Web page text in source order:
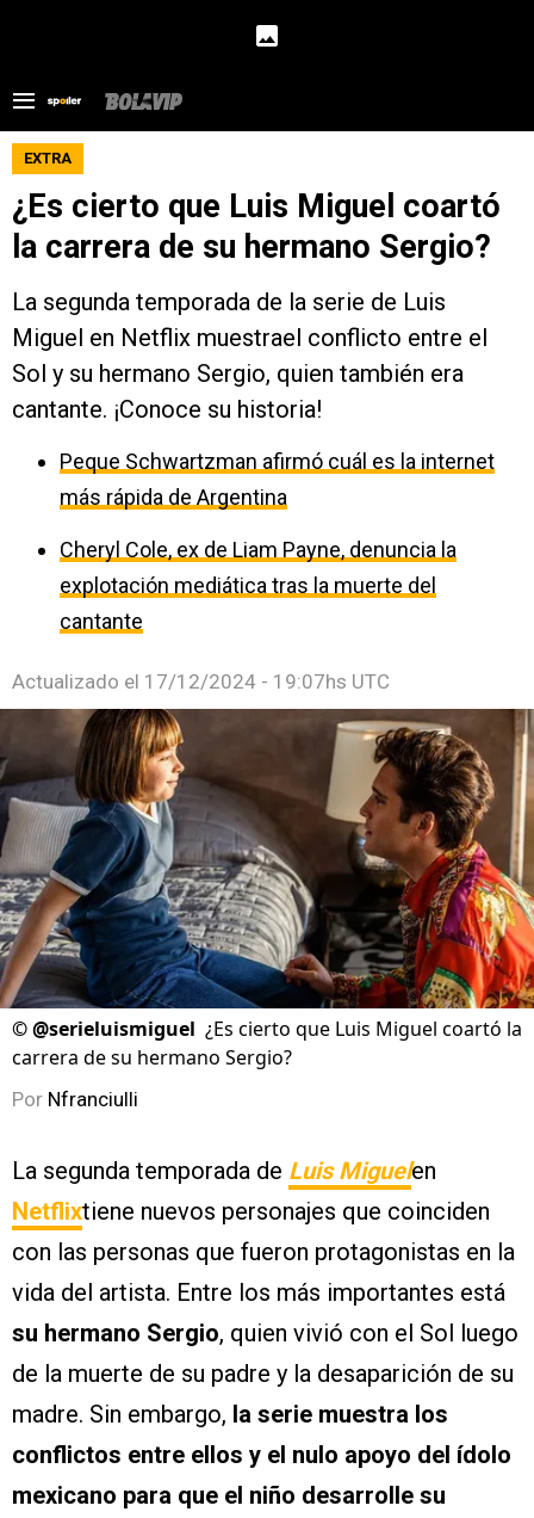
EXTRA
¿Es cierto que Luis Miguel coartó
la carrera de su hermano Sergio?
La segunda temporada de la serie de Luis
Miguel en Netflix muestrael conflicto entre el
Sol y su hermano Sergio, quien también era
cantante. ¡Conoce su historia!
Peque Schwartzman afirmó cuál es la internet
más rápida de Argentina
Cheryl Cole, ex de Liam Payne, denuncia la
explotación mediática tras la muerte del
cantante
Actualizado el 17/12/2024 - 19:07hs UTC
©@serieluismiguel ¿Es cierto que Luis Miguel coartó la
carrera de su hermano Sergio?
Por Nfranciulli
La segunda temporada de Luis Miguelen
Netflixtiene nuevos personajes que coinciden
con las personas que fueron protagonistas en la
vida del artista. Entre los más importantes está
su hermano Sergio, quien vivió con el Sol luego
de la muerte de su padre y la desaparición de su
madre. Sin embargo, la serie muestra los
conflictos entre ellos y el nulo apoyo del ídolo
mexicano para que el niño desarrolle su